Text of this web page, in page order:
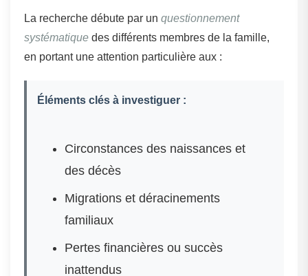
La recherche débute par un questionnement
systématique des différents membres de la famille,
en portant une attention particulière aux :
Éléments clés à investiguer :
Circonstances des naissances et
des décès
Migrations et déracinements
familiaux
Pertes financières ou succès
inattendus